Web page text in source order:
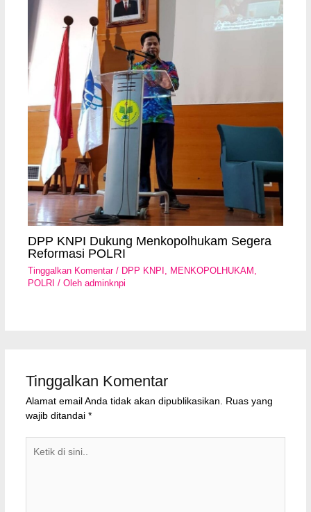
DPP KNPI Dukung Menkopolhukam Segera
Reformasi POLRI
Tinggalkan Komentar / DPP KNPI MENKOPOLHUKAM
POLRI / Olehadminknpi
Tinggalkan Komentar
Alamat email Anda tidak akan dipublikasikan.
Ruas yang
wajib ditandai *